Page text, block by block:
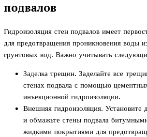
подвалов
Гидроизоляция стен подвалов имеет
для предотвращения проникновения воды
грунтовых вод. Важно учитывать
Заделка трещин. Заделайте все
стенах подвала с помощью
инъекционной гидроизоляции.
Внешняя гидроизоляция. Установите
и обмажьте стены подвала
жидкими покрытиями для